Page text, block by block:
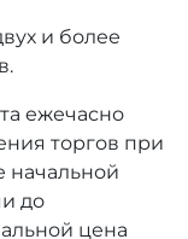
и более
ежечасно
торгов при
начальной
до
цена